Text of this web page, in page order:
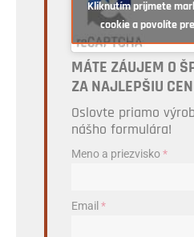
Kliknutím prijmete
cookie a povolíte
MÁTE ZÁUJEM O
ZA NAJLEPŠIU
Oslovte priamo
nášho formulára!
Meno a priezvisko*
Email *